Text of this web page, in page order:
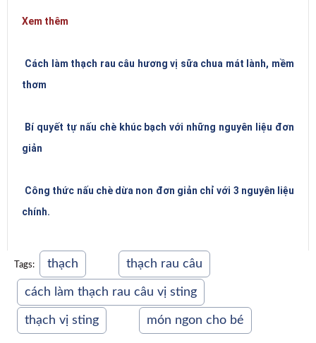
Xem thêm
Cách làm thạch rau câu hương vị sữa chua mát lành, mềm
thơm
Bí quyết tự nấu chè khúc bạch với những nguyên liệu đơn
giản
Công thức nấu chè dừa non đơn giản chỉ với 3 nguyên liệu
chính.
Tags: thạch thạch rau câu
cách làm thạch rau câu vị sting
thạch vị sting món ngon cho bé